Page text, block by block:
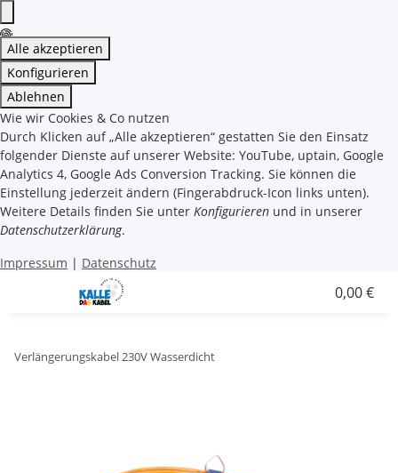
Alle akzeptieren
Konfigurieren
Ablehnen
Wie wir Cookies & Co nutzen
Durch Klicken auf „Alle akzeptieren“ gestatten Sie den Einsatz
folgender Dienste auf unserer Website: YouTube, uptain, Google
Analytics 4, Google Ads Conversion Tracking. Sie können die
Einstellung jederzeit ändern (Fingerabdruck-Icon links unten).
Weitere Details finden Sie unter Konfigurieren und in unserer
Datenschutzerklärung.
Impressum | Datenschutz
0,00 €
Verlängerungskabel 230V Wasserdicht